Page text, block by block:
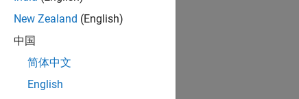
New Zealand (English)
中国
简体中文
English